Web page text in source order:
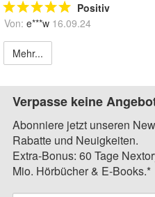
Positiv
Von: e***w 16.09.24
Mehr...
Verpasse keine
Abonniere jetzt unseren
Rabatte und Neuigkeiten.
Extra-Bonus: 60 Tage
Mio. Hörbücher & E-Books.*